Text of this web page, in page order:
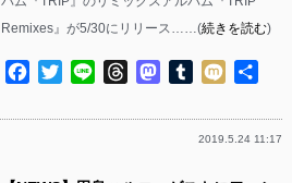
Remixes』が5/30にリリース……(続きを読む)
Facebook
TwitterLine ThreadsMastodon
Tumblr
Mixi
2019.5.24 11:17